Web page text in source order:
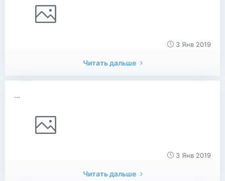
3 Янв 2019
Читать дальше
...
3 Янв 2019
Читать дальше